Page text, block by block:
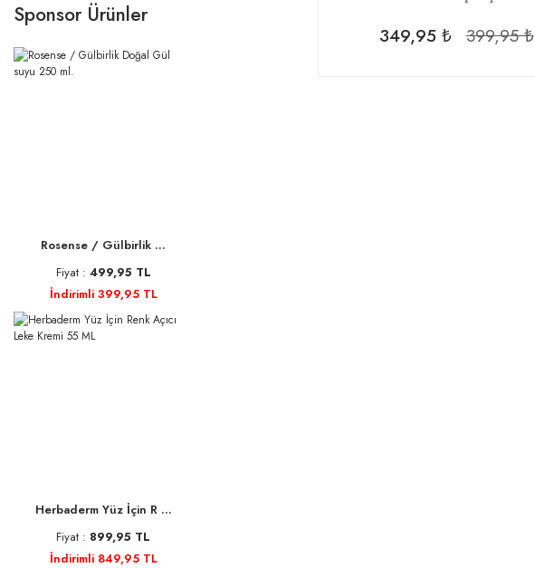
Sponsor Ürünler
Rosense / Gülbirlik ...
Fiyat : 499,95 TL
İndirimli 399,95 TL
Herbaderm Yüz İçin R ...
Fiyat : 899,95 TL
İndirimli 849,95 TL
349,95 ₺ 399,95 ₺